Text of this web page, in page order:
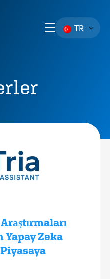
TR
Zeka